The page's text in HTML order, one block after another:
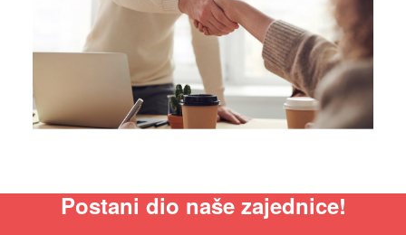
Postani dio naše zajednice!